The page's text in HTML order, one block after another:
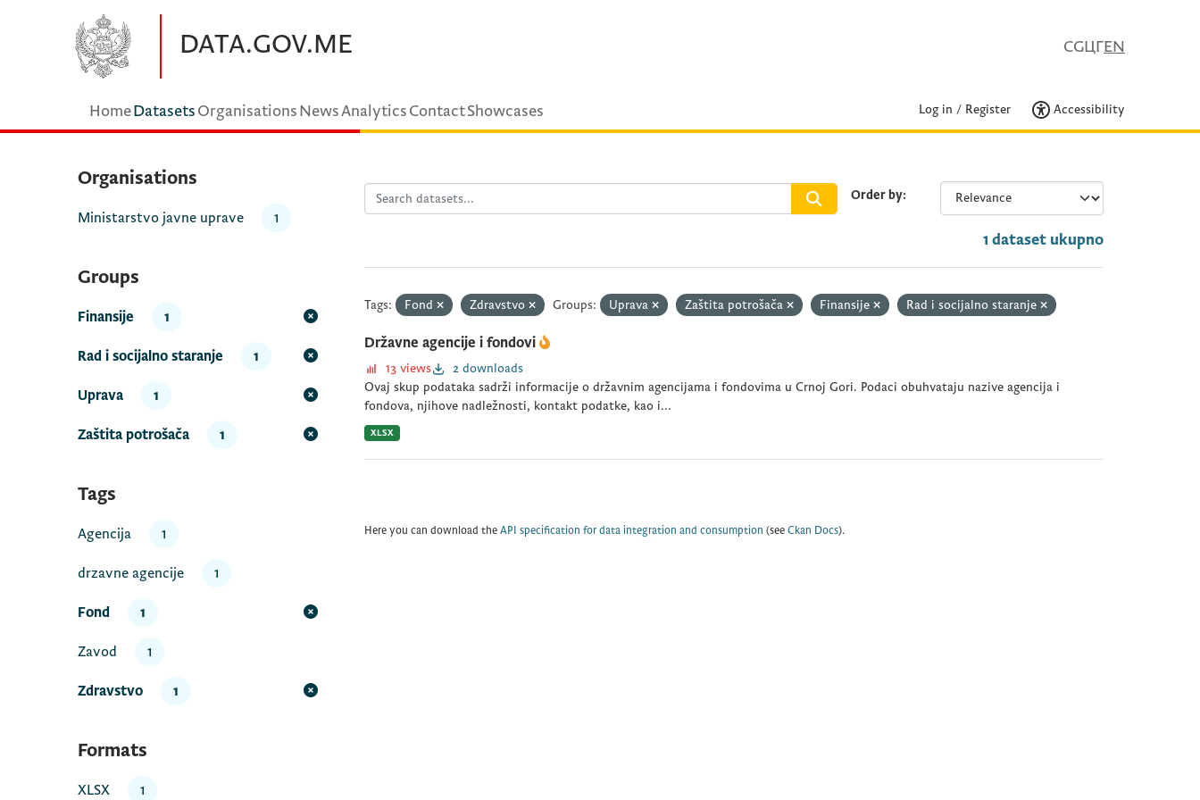
DATA.GOV.ME CGЦГEN
HomeDatasetsOrganisationsNewsAnalyticsContactShowcases Log in / Register Accessibility
Organisations
Ministarstvo javne uprave 1
Groups
Finansije 1
Rad i socijalno staranje 1
Uprava 1
Zaštita potrošača 1
Tags
Agencija 1
drzavne agencije 1
Fond 1
Zavod 1
Zdravstvo 1
Formats
XLSX 1
Order by
1 dataset ukupno
Tags: Fond Zdravstvo Groups: Uprava Zaštita potrošača Finansije Rad i socijalno staranje
Državne agencije i fondovi
13 views
2 downloads
Ovaj skup podataka sadrži informacije o državnim agencijama i fondovima u Crnoj Gori. Podaci obuhvataju nazive agencija i
fondova, njihove nadležnosti, kontakt podatke, kao i...
XLSX
Here you can download the API specification for data integration and consumption (see Ckan Docs).